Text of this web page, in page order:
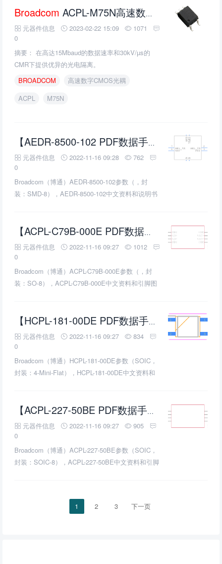
Broadcom ACPL-M75N高速数字CMOS光耦的介绍、特性、及应用
元器件信息 2023-02-22 15:09
1071
0
摘要： 在高达15Mbaud的数据速率和30kV/µs的
CMR下提供优异的光电隔离。
BROADCOM
高速数字CMOS光耦
ACPL
M75N
【AEDR-8500-102 PDF数据手册】_中文资料_(博通
元器件信息
2022-11-16 09:28
762
0
Broadcom（博通）AEDR-8500-102参数（，封
装：SMD-8），AEDR-8500-102中文资料和说明书
AEDR-8500-102使用方法，AEDR-8500-102典型电
【ACPL-C79B-000E PDF数据手册】_中文资料_引脚图及功能_(博通
元器件信息
2022-11-16 09:27
1012
0
Broadcom（博通）ACPL-C79B-000E参数（，封
装：SO-8），ACPL-C79B-000E中文资料和引脚图
Datasheet数据手册中，查到ACPL-C79B-000E引脚
ACPL-C79B-000E典型电路教程。
【HCPL-181-00DE PDF数据手册】_中文资料_(博通
元器件信息
2022-11-16 09:27
834
0
Broadcom（博通）HCPL-181-00DE参数（SOIC，
封装：4-Mini-Flat），HCPL-181-00DE中文资料和
Datasheet数据手册中，查到HCPL-181-00DE引脚
HCPL-181-00DE典型电路教程。
【ACPL-227-50BE PDF数据手册】_中文资料_(博通
元器件信息
2022-11-16 09:27
905
0
Broadcom（博通）ACPL-227-50BE参数（SOIC，
封装：SOIC-8），ACPL-227-50BE中文资料和引脚
Datasheet数据手册中，查到ACPL-227-50BE引脚
图及功能的应用电路图引脚电压和使用方法，
1 2 3 下一页